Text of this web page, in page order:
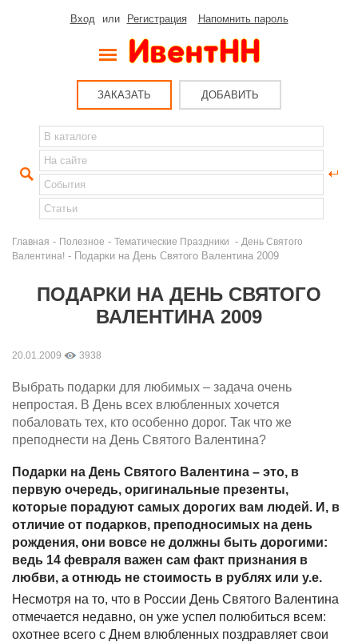
Вход или Регистрация Напомнить пароль
ЗАКАЗАТЬ ДОБАВИТЬ
Главная - Полезное - Тематические Праздники - День Святого
Валентина! - Подарки на День Святого Валентина 2009
ПОДАРКИ НА ДЕНЬ СВЯТОГО
ВАЛЕНТИНА 2009
20.01.2009 3938
Выбрать подарки для любимых – задача очень
непростая. В День всех влюбленных хочется
побаловать тех, кто особенно дорог. Так что же
преподнести на День Святого Валентина?
Подарки на День Святого Валентина – это, в
первую очередь, оригинальные презенты,
которые порадуют самых дорогих вам людей. И, в
отличие от подарков, преподносимых на день
рождения, они вовсе не должны быть дорогими:
ведь 14 февраля важен сам факт признания в
любви, а отнюдь не стоимость в рублях или у.е.
Несмотря на то, что в России День Святого Валентина
отмечается недавно, он уже успел полюбиться всем:
охотнее всего с Днем влюбленных поздравляет свои